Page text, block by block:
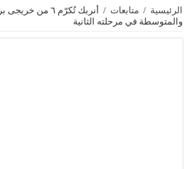
تاون جاس تسيطر علي كسر ماسورة في ترعة
الرئيسية / متابعات /
أنربك تُكرّم ٦ من
والمتوسطة في مرحلته الثانية